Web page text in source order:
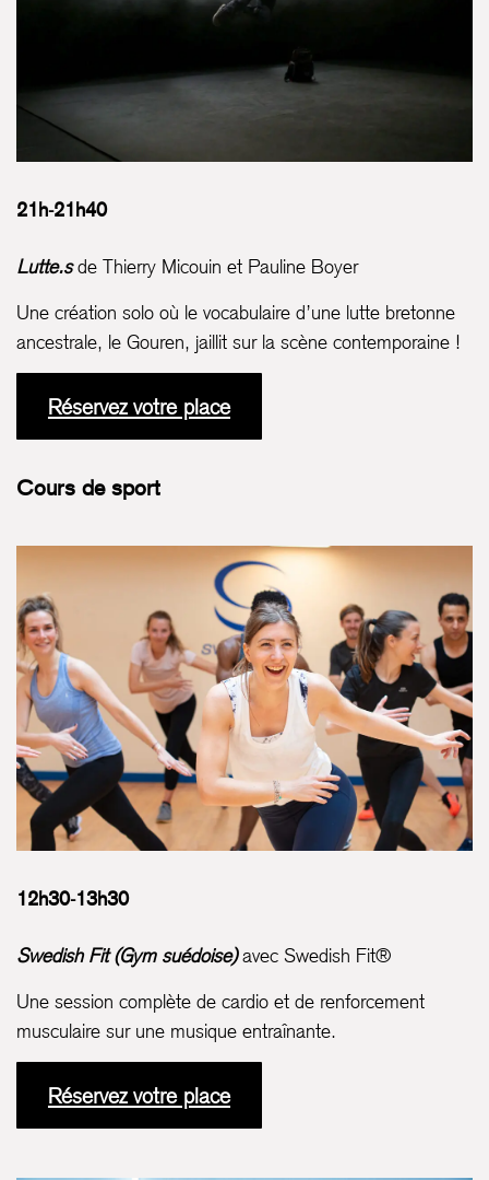
21h-21h40
Lutte.s de Thierry Micouin et Pauline Boyer
Une création solo où le vocabulaire d’une lutte bretonne
ancestrale, le Gouren, jaillit sur la scène contemporaine !
Réservez votre place
Cours de sport
12h30-13h30
Swedish Fit (Gym suédoise) avec Swedish Fit®
Une session complète de cardio et de renforcement
musculaire sur une musique entraînante.
Réservez votre place